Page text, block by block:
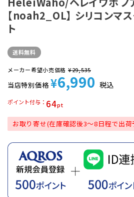
【noah2_OL】 シリコンマ
ト
送料無料
メーカー希望小売価格 ¥29,535
当店特別価格 ¥6,990 税込
64
ポイント付与
お取り寄せ(在庫確認後3～8日程で出荷